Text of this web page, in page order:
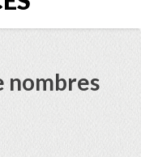
nombres